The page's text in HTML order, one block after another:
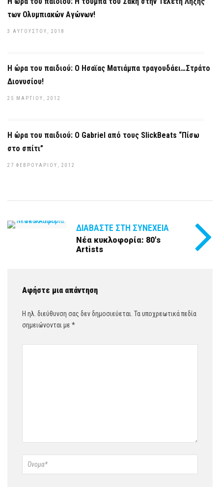
των Ολυμπιακών Αγώνων!
3 ΑΥΓΟΎΣΤΟΥ, 2018
Η ώρα του παιδιού: Ο Ησαϊας Ματιάμπα τραγουδάει…Στράτο
Διονυσίου!
25 ΜΑΡΤΊΟΥ, 2012
Η ώρα του παιδιού: O Gabriel από τους SlickBeats “Πίσω
στο σπίτι”
27 ΦΕΒΡΟΥΑΡΊΟΥ, 2012
ΔΙΑΒΆΣΤΕ ΣΤΗ ΣΥΝΈΧΕΙΑ
Νέα κυκλοφορία: 80's
Artists
Αφήστε μια απάντηση
Η ηλ. διεύθυνση σας δεν δημοσιεύεται. Τα υποχρεωτικά πεδία
σημειώνονται με *